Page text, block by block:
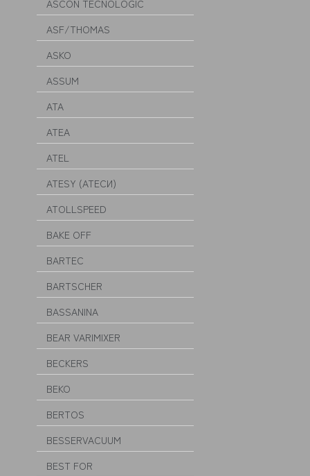
ASCON TECNOLOGIC
ASF/THOMAS
ASKO
ASSUM
ATA
ATEA
ATEL
ATESY (АТЕСИ)
ATOLLSPEED
BAKE OFF
BARTEC
BARTSCHER
BASSANINA
BEAR VARIMIXER
BECKERS
BEKO
BERTOS
BESSERVACUUM
BEST FOR